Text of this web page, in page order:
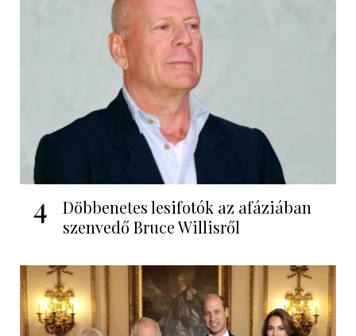
4
Döbbenetes lesifotók az afáziában
szenvedő Bruce Willisről